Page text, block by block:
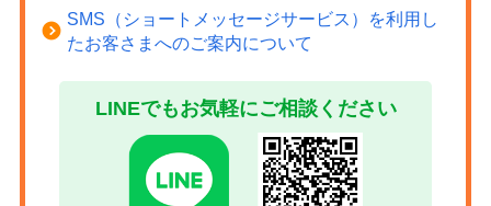
SMS（ショートメッセージサービス）を利用し
たお客さまへのご案内について
LINEでもお気軽にご相談ください